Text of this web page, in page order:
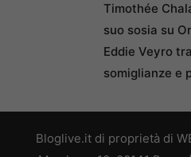
Timothée
suo sosia su
Eddie Veyro tra
somiglianze e
Bloglive.it di proprietà di